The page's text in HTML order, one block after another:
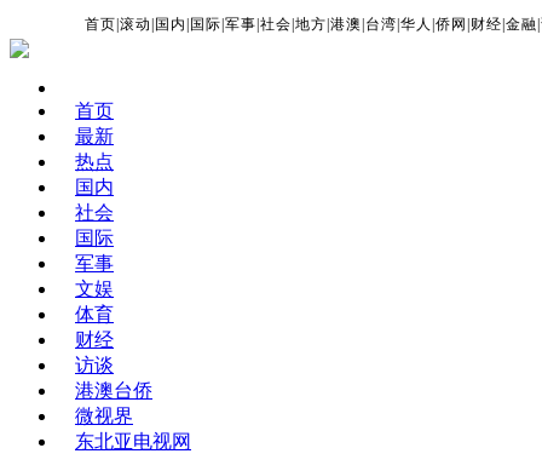
首页 |滚动 国内 国际 |军事 |社会 |地方 |港澳 台湾 |华人 |侨网 财经 |金融 |
首页
最新
热点
国内
社会
国际
军事
文娱
体育
财经
访谈
港澳台侨
微视界
东北亚电视网